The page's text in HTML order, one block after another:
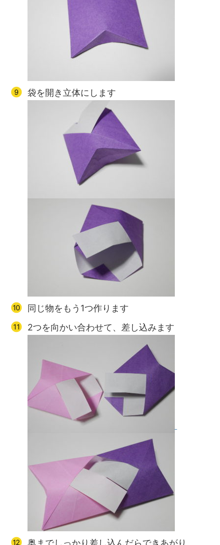
袋を開き立体にします
同じ物をもう1つ作ります
2つを向かい合わせて、差し込みます
奥までしっかり差し込んだらできあがり